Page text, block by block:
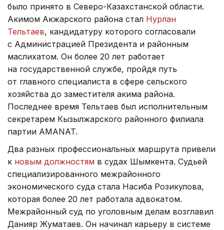
было принято в Северо-Казахстанской области.
Акимом Акжарского района стал Нурлан
Тельтаев, кандидатуру которого согласовали
с Администрацией Президента и районным
маслихатом. Он более 20 лет работает
на государственной службе, пройдя путь
от главного специалиста в сфере сельского
хозяйства до заместителя акима района.
Последнее время Тельтаев был исполнительным
секретарем Кызылжарского районного филиала
партии AMANAT.
Два разных профессиональных маршрута привели
к новым должностям в судах Шымкента. Судьей
специализированного межрайонного
экономического суда стала Насиба Розикулова,
которая более 20 лет работала адвокатом.
Межрайонный суд по уголовным делам возглавил
Данияр Жуматаев. Он начинал карьеру в системе